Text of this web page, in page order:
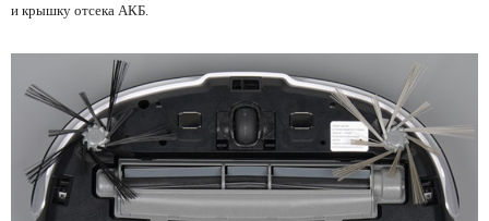
и крышку отсека АКБ.